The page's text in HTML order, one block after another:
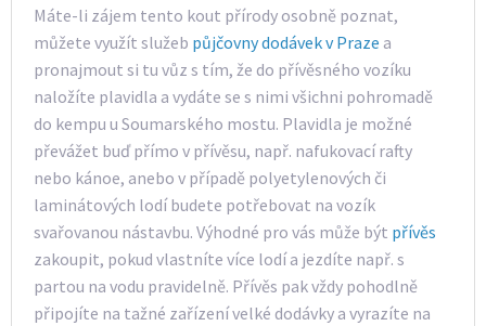
Máte-li zájem tento kout přírody osobně poznat,
můžete využít služeb půjčovny dodávek v Praze a
pronajmout si tu vůz s tím, že do přívěsného vozíku
naložíte plavidla a vydáte se s nimi všichni pohromadě
do kempu u Soumarského mostu. Plavidla je možné
převážet buď přímo v přívěsu, např. nafukovací rafty
nebo kánoe, anebo v případě polyetylenových či
laminátových lodí budete potřebovat na vozík
svařovanou nástavbu. Výhodné pro vás může být přívěs
zakoupit, pokud vlastníte více lodí a jezdíte např. s
partou na vodu pravidelně. Přívěs pak vždy pohodlně
připojíte na tažné zařízení velké dodávky a vyrazíte na